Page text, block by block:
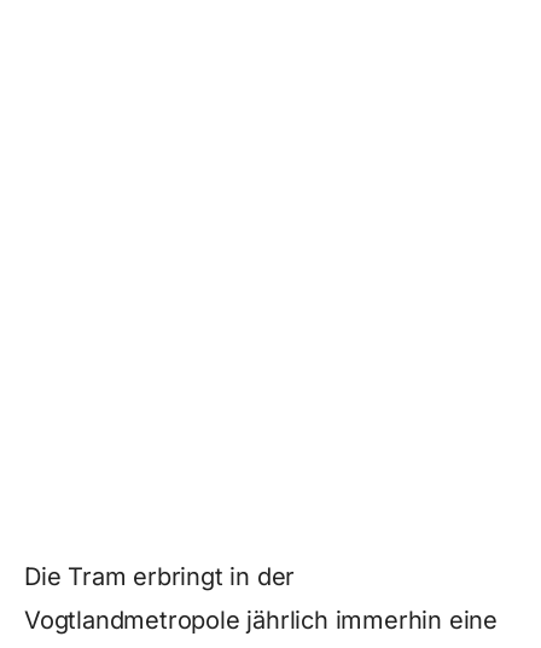
Die Tram erbringt in der
Vogtlandmetropole jährlich immerhin eine